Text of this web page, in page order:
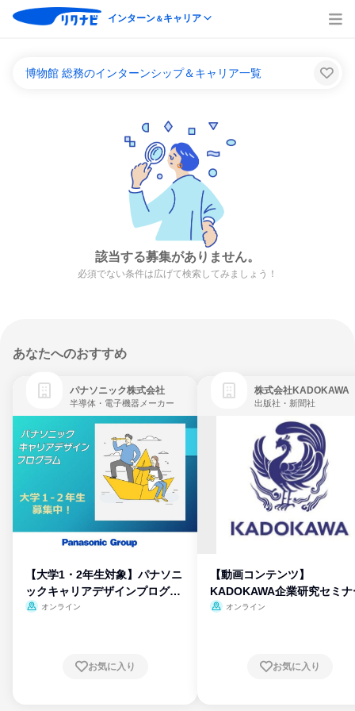
インターン＆キャリア
博物館 総務のインターンシップ＆キャリア一覧
該当する募集がありません。
必須でない条件は広げて検索してみましょう！
あなたへのおすすめ
パナソニック株式会社
半導体・電子機器メーカー
【大学1・2年生対象】パナソニ
ックキャリアデザインプログラ
ム
オンライン
お気に入り
株式会社KADOKAWA
出版社・新聞社
【動画コンテンツ】
KADOKAWA企業研究セミナ
オンライン
お気に入り